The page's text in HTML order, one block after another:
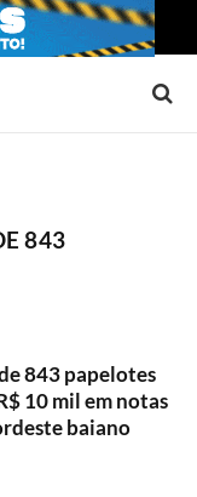
843
843 papelotes
10 mil em notas
baiano